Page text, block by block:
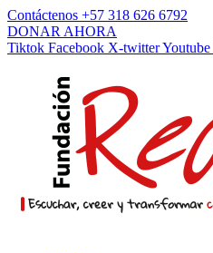
Contáctenos +57 318 626 6792
DONAR AHORA
Tiktok Facebook X-twitterYoutube